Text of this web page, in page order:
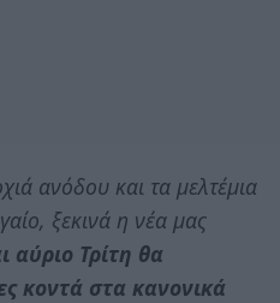
ανόδου και τα μελτέμια
ξεκινά η νέα μας
αύριο Τρίτη θα
κοντά στα κανονικά